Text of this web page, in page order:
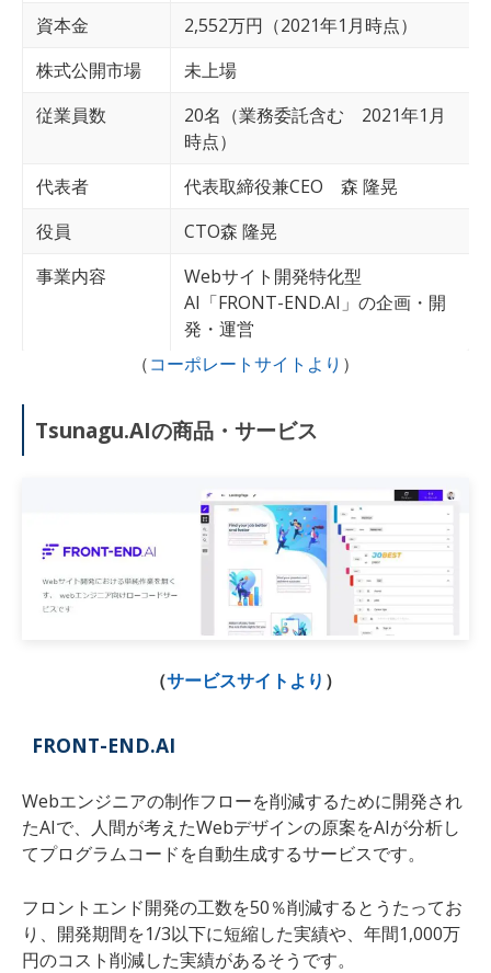
資本金 2,552万円 （2021年1月時点）
株式公開市場
未上場
従業員数
20名（業務委託含む 2021年1月
時点）
代表者
代表取締役兼CEO 森 隆晃
役員
CTO森 隆晃
事業内容
Webサイト開発特化型
AI「FRONT-END.AI」の企画・開
発・運営
（コーポレートサイトより ）
Tsunagu.AIの商品・サービス
（サービスサイトより ）
FRONT-END.AI
Webエンジニアの制作フローを削減するために開発され
たAIで、人間が考えたWebデザインの原案をAIが分析し
てプログラムコードを自動生成するサービスです。
フロントエンド開発の工数を50％削減するとうたってお
り、開発期間を1/3以下に短縮した実績や、年間1,000万
円のコスト削減した実績があるそうです。